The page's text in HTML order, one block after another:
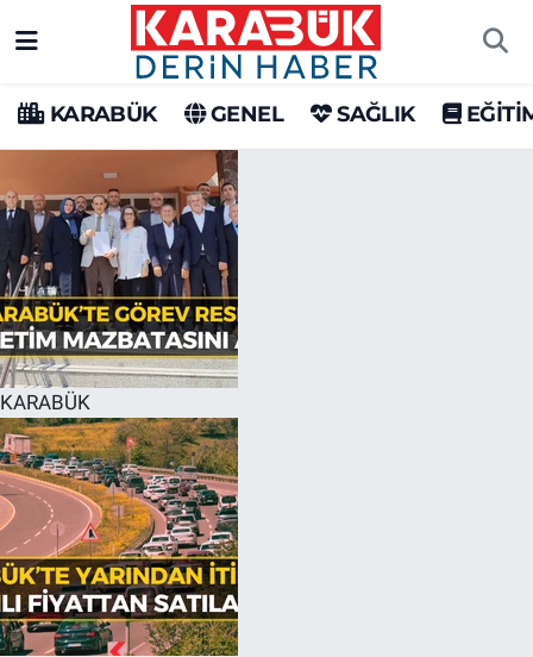
KARABÜK GENEL SAĞLIK
KARABÜK
Karabük Hava Durumu
Karabük Trafik Yoğunluk Haritası
Süper Lig Puan Durumu ve Fikstür
Tüm Manşetler
Son Dakika Haberleri
Haber Arşivi